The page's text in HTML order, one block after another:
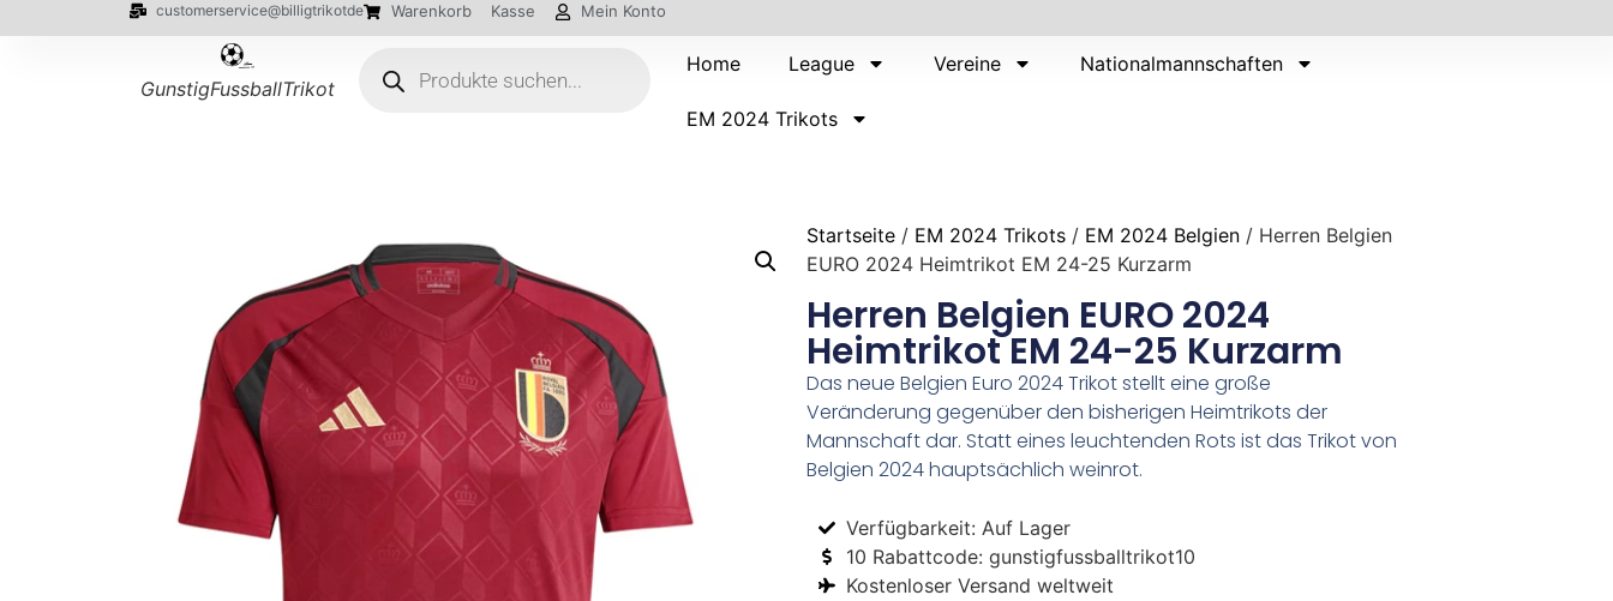
customerservice@billigtrikotde Warenkorb Kasse Mein Konto
GunstigFussballTrikot
Home League Vereine Nationalmannschaften
EM 2024 Trikots
Startseite / EM 2024 Trikots / EM 2024 Belgien / Herren Belgien
EURO 2024 Heimtrikot EM 24-25 Kurzarm
Herren Belgien EURO 2024
Heimtrikot EM 24-25 Kurzarm
Das neue Belgien Euro 2024 Trikot stellt eine große
Veränderung gegenüber den bisherigen Heimtrikots der
Mannschaft dar. Statt eines leuchtenden Rots ist das Trikot von
Belgien 2024 hauptsächlich weinrot.
Verfügbarkeit: Auf Lager
10 Rabattcode: gunstigfussballtrikot10
Kostenloser Versand weltweit